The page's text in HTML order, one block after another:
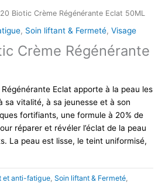
Biotic Crème Régénérante Eclat 50ML
, Soin liftant & Fermeté, Visage
Crème Régénérante
Eclat apporte à la peau les
sa vitalité, à sa jeunesse et à son
fortifiants, une formule à 20% de
réparer et révéler l’éclat de la peau
La peau est lisse, le teint uniformisé,
et anti-fatigue, Soin liftant & Fermeté,